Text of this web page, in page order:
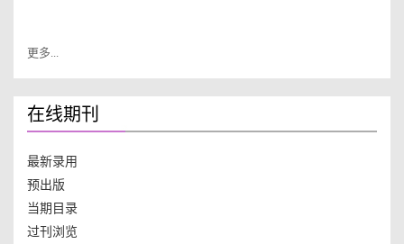
更多...
在线期刊
最新录用
预出版
当期目录
过刊浏览